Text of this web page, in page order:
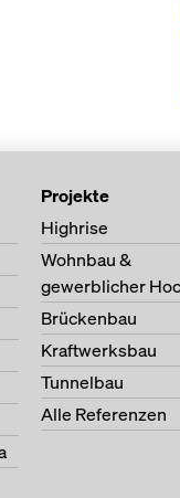
Projekte
Highrise
Wohnbau &
gewerblicher
Brückenbau
Kraftwerksbau
Tunnelbau
Alle Referenzen